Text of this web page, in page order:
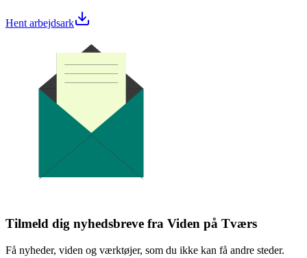
Hent arbejdsark
Tilmeld dig nyhedsbreve fra Viden på Tværs
Få nyheder, viden og værktøjer, som du ikke kan få andre steder.